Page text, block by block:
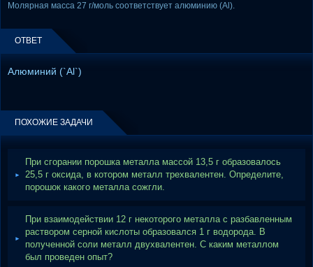
Молярная масса 27 г/моль соответствует алюминию (Al).
ОТВЕТ
Алюминий (`Al`)
ПОХОЖИЕ ЗАДАЧИ
При сгорании порошка металла массой 13,5 г образовалось
25,5 г оксида, в котором металл трехвалентен. Определите,
порошок какого металла сожгли.
При взаимодействии 12 г некоторого металла с разбавленным
раствором серной кислоты образовался 1 г водорода. В
полученной соли металл двухвалентен. С каким металлом
был проведен опыт?